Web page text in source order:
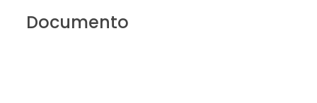
Documento